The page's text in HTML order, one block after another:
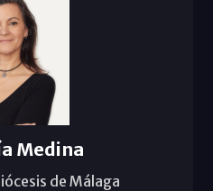
Medina
de Málaga